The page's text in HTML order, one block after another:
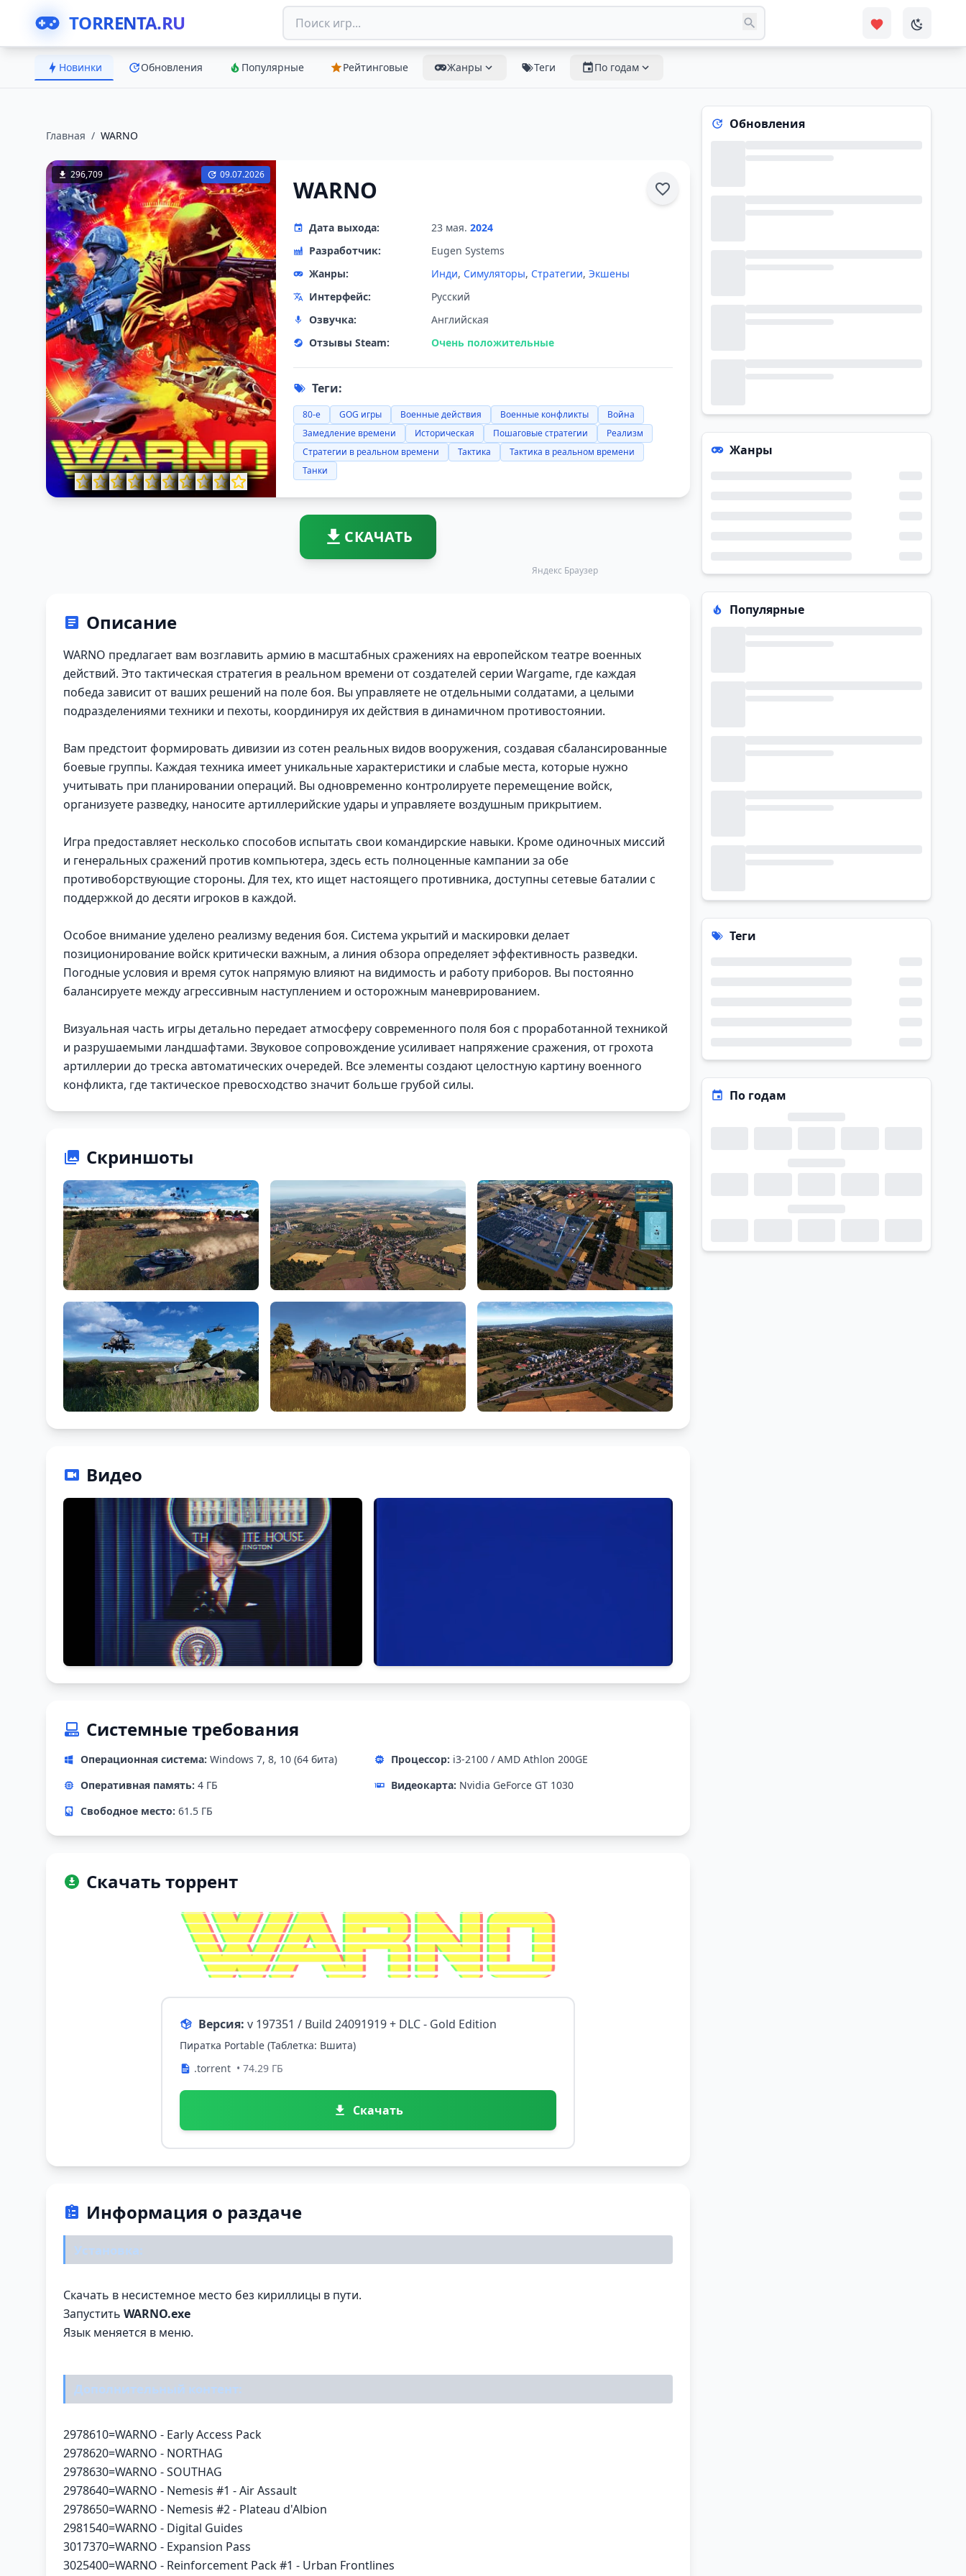
TORRENTA.RU
Новинки Обновления Популярные Рейтинговые Жанры Теги По годам
Главная / WARNO
296,709 09.07.2026
WARNO
Дата выхода: 23 мая. 2024
Разработчик:
Eugen Systems
Жанры:
Инди, Симуляторы, Стратегии, Экшены
Интерфейс:
Русский
Озвучка:
Английская
Отзывы Steam:
Очень положительные
Теги:
80-е GOG игры Военные действия Военные конфликты
Война
Замедление времени
Историческая Пошаговые стратегии
Реализм
Стратегии в реальном времени
Тактика
Тактика в реальном времени
Танки
СКАЧАТЬ
Яндекс Браузер
Описание
WARNO предлагает вам возглавить армию в масштабных сражениях на европейском театре военных
действий. Это тактическая стратегия в реальном времени от создателей серии Wargame, где каждая
победа зависит от ваших решений на поле боя. Вы управляете не отдельными солдатами, а целыми
подразделениями техники и пехоты, координируя их действия в динамичном противостоянии.
Вам предстоит формировать дивизии из сотен реальных видов вооружения, создавая сбалансированные
боевые группы. Каждая техника имеет уникальные характеристики и слабые места, которые нужно
учитывать при планировании операций. Вы одновременно контролируете перемещение войск,
организуете разведку, наносите артиллерийские удары и управляете воздушным прикрытием.
Игра предоставляет несколько способов испытать свои командирские навыки. Кроме одиночных миссий
и генеральных сражений против компьютера, здесь есть полноценные кампании за обе
противоборствующие стороны. Для тех, кто ищет настоящего противника, доступны сетевые баталии с
поддержкой до десяти игроков в каждой.
Особое внимание уделено реализму ведения боя. Система укрытий и маскировки делает
позиционирование войск критически важным, а линия обзора определяет эффективность разведки.
Погодные условия и время суток напрямую влияют на видимость и работу приборов. Вы постоянно
балансируете между агрессивным наступлением и осторожным маневрированием.
Визуальная часть игры детально передает атмосферу современного поля боя с проработанной техникой
и разрушаемыми ландшафтами. Звуковое сопровождение усиливает напряжение сражения, от грохота
артиллерии до треска автоматических очередей. Все элементы создают целостную картину военного
конфликта, где тактическое превосходство значит больше грубой силы.
Скриншоты
Видео
Системные требования
Операционная система: Windows 7, 8, 10 (64 бита) Процессор: i3-2100 / AMD Athlon 200GE
Оперативная память: 4 ГБ Видеокарта: Nvidia GeForce GT 1030
Свободное место: 61.5 ГБ
Скачать торрент
Версия: v 197351 / Build 24091919 + DLC - Gold Edition
Пиратка Portable (Таблетка: Вшита)
.torrent • 74.29 ГБ
Скачать
Информация о раздаче
Установка:
Скачать в несистемное место без кириллицы в пути.
Запустить WARNO.exe
Язык меняется в меню.
Дополнительный контент:
2978610=WARNO - Early Access Pack
2978620=WARNO - NORTHAG
2978630=WARNO - SOUTHAG
2978640=WARNO - Nemesis #1 - Air Assault
2978650=WARNO - Nemesis #2 - Plateau d'Albion
2981540=WARNO - Digital Guides
3017370=WARNO - Expansion Pass
3025400=WARNO - Reinforcement Pack #1 - Urban Frontlines
Обновления
Жанры
Популярные
Теги
По годам